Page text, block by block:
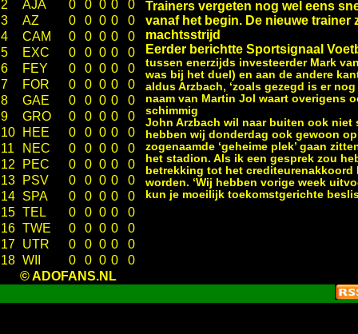
2
AJA 0 0 0 0
0
3
AZ 0 0 0 0
0
4
CAM 0 0 0 0
0
5
EXC 0 0 0 0
0
6
FEY 0 0 0 0
0
7
FOR 0 0 0 0
0
8
GAE 0 0 0 0
0
9
GRO 0 0 0 0
0
10
HEE 0 0 0 0
0
11
NEC 0 0 0 0
0
12
PEC 0 0 0 0
0
13
PSV 0 0 0 0
0
14 SPA 0 0 0 0
0
15 TEL 0 0 0 0
0
16 TWE 0 0 0 0
0
17 UTR 0 0 0 0
0
18 WII 0 0 0 0
0
© ADOFANS.NL
Trainers vergeten nog wel eens
vanaf het begin. De nieuwe trainer
machtsstrijd
Eerder berichtte Sportsignaal
tussen enerzijds investeerder Mark
was bij het duel) en aan de andere
aldus Arzbach, ‘zoals gezegd is er
naam van Martin Jol waart overigens
schimmig
John Arzbach wil naar buiten ook niet
hebben wij donderdag ook gewoon
zogenaamde ‘geheime plek’ gaan
het stadion. Als ik een gesprek zou
betrekking tot het
worden. ‘Wij hebben vorige week
kun je moeilijk toekomstgerichte